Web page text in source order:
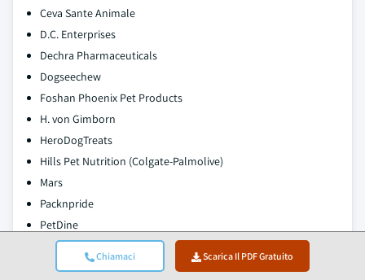
Chiamaci Scarica Il PDF Gratuito
Ceva Sante Animale
D.C. Enterprises
Dechra Pharmaceuticals
Dogseechew
Foshan Phoenix Pet Products
H. von Gimborn
HeroDogTreats
Hills Pet Nutrition (Colgate-Palmolive)
Mars
Packnpride
PetDine
Petmex
Petsona